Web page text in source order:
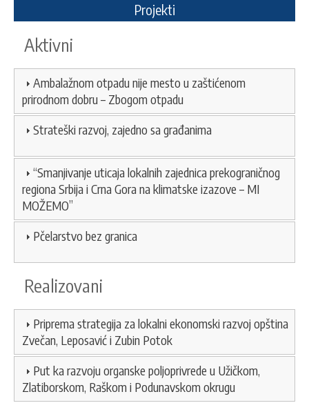
Projekti
Aktivni
Ambalažnom otpadu nije mesto u zaštićenom
prirodnom dobru – Zbogom otpadu
Strateški razvoj, zajedno sa građanima
“Smanjivanje uticaja lokalnih zajednica prekograničnog
regiona Srbija i Crna Gora na klimatske izazove – MI
MOŽEMO”
Pčelarstvo bez granica
Realizovani
Priprema strategija za lokalni ekonomski razvoj opština
Zvečan, Leposavić i Zubin Potok
Put ka razvoju organske poljoprivrede u Užičkom,
Zlatiborskom, Raškom i Podunavskom okrugu